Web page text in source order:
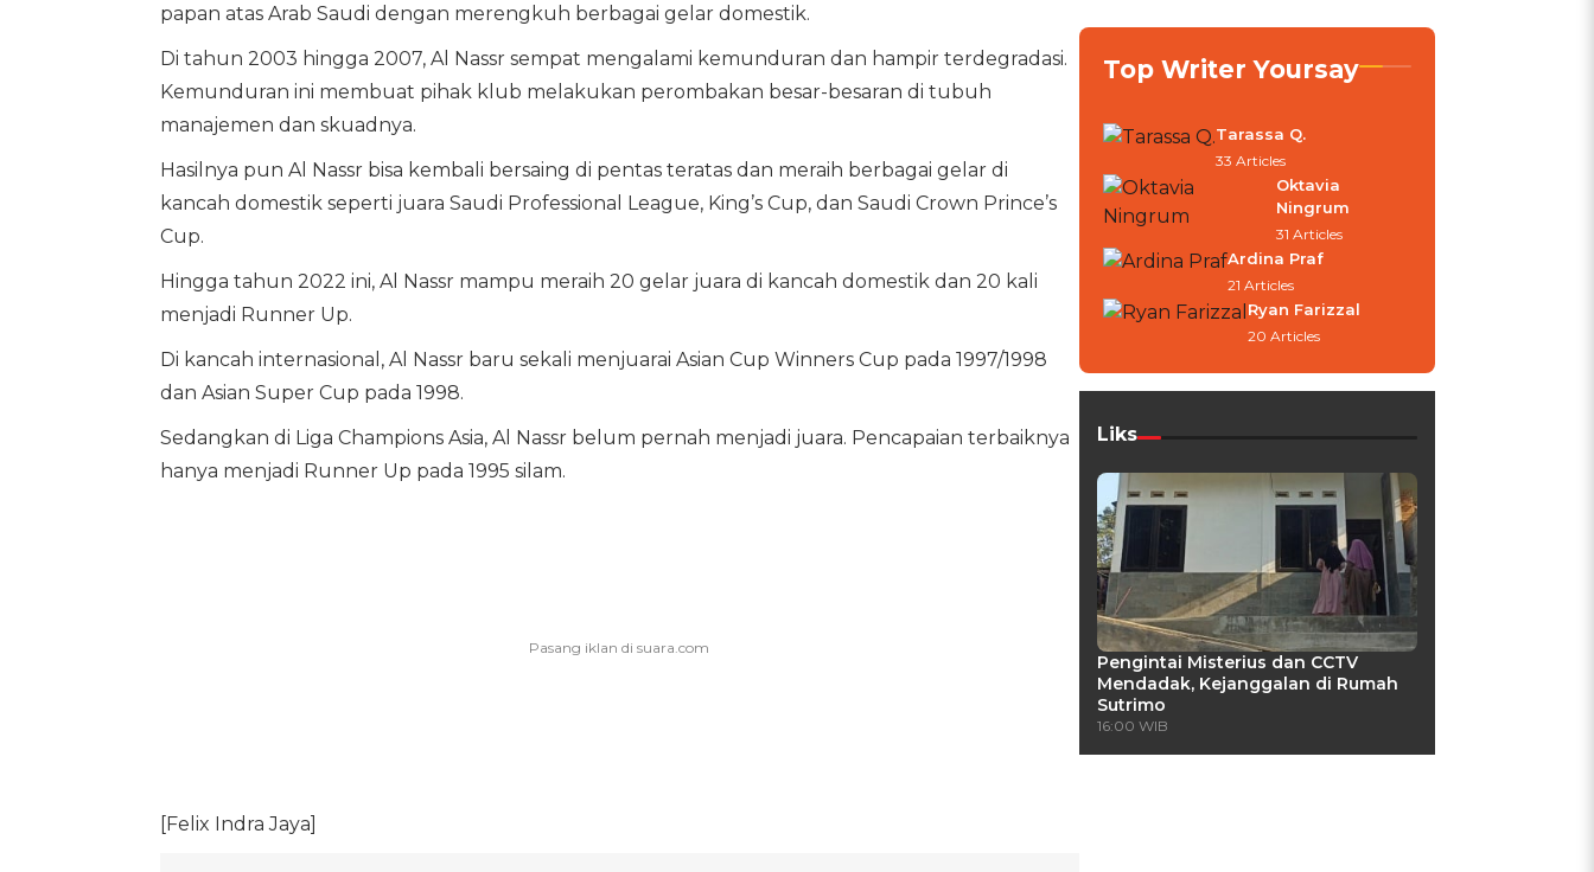
papan atas Arab Saudi dengan merengkuh berbagai gelar domestik.
Di tahun 2003 hingga 2007, Al Nassr sempat mengalami kemunduran dan hampir terdegradasi.
Kemunduran ini membuat pihak klub melakukan perombakan besar-besaran di tubuh
manajemen dan skuadnya.
Hasilnya pun Al Nassr bisa kembali bersaing di pentas teratas dan meraih berbagai gelar di
kancah domestik seperti juara Saudi Professional League, King’s Cup, dan Saudi Crown Prince’s
Cup.
Hingga tahun 2022 ini, Al Nassr mampu meraih 20 gelar juara di kancah domestik dan 20 kali
menjadi Runner Up.
Di kancah internasional, Al Nassr baru sekali menjuarai Asian Cup Winners Cup pada 1997/1998
dan Asian Super Cup pada 1998.
Sedangkan di Liga Champions Asia, Al Nassr belum pernah menjadi juara. Pencapaian terbaiknya
hanya menjadi Runner Up pada 1995 silam.
[Felix Indra Jaya]
Top Writer Yoursay
Tarassa Q.
33 Articles
Oktavia
Ningrum
31 Articles
Ardina Praf
21 Articles
Ryan Farizzal
20 Articles
Liks
Pengintai Misterius dan CCTV
Mendadak, Kejanggalan di Rumah
Sutrimo
16:00 WIB